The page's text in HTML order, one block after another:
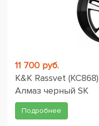
11 700 руб.
K&K Rassvet
Алмаз черный SK
Подробнее